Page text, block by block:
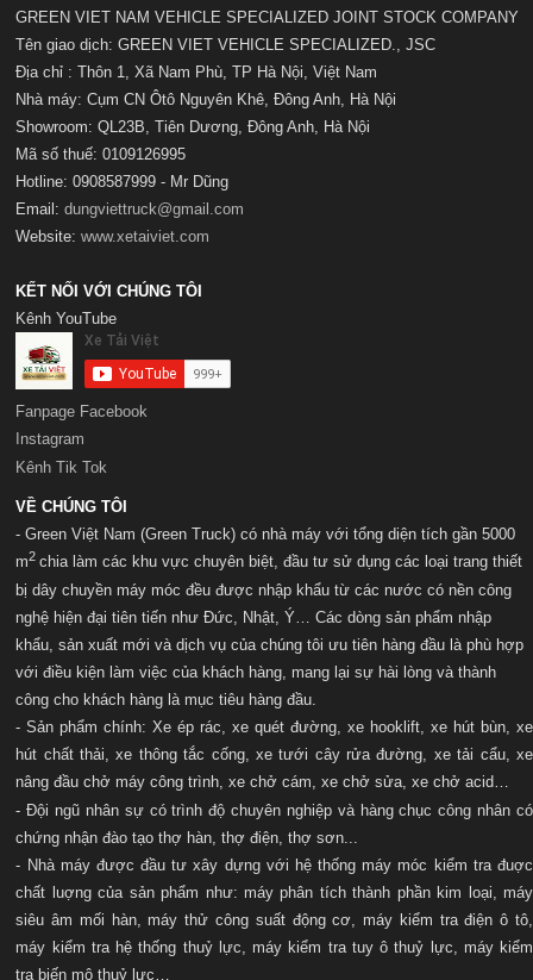
GREEN VIET NAM VEHICLE SPECIALIZED JOINT STOCK COMPANY
Tên giao dịch: GREEN VIET VEHICLE SPECIALIZED., JSC
Địa chỉ : Thôn 1, Xã Nam Phù, TP Hà Nội, Việt Nam
Nhà máy: Cụm CN Ôtô Nguyên Khê, Đông Anh, Hà Nội
Showroom: QL23B, Tiên Dương, Đông Anh, Hà Nội
Mã số thuế:0109126995
Hotline: 0908587999 - Mr Dũng
Email:dungviettruck@gmail.com
Website:www.xetaiviet.com
KẾT NỐI VỚI CHÚNG TÔI
Kênh YouTube
Fanpage Facebook
Instagram
Kênh Tik Tok
VỀ CHÚNG TÔI
- Green Việt Nam (Green Truck) có nhà máy với tổng diện tích gần 5000
m2 chia làm các khu vực chuyên biệt, đầu tư sử dụng các loại trang thiết
bị dây chuyền máy móc đều được nhập khẩu từ các nước có nền công
nghệ hiện đại tiên tiến như Đức, Nhật, Ý… Các dòng sản phẩm nhập
khẩu, sản xuất mới và dịch vụ của chúng tôi ưu tiên hàng đầu là phù hợp
với điều kiện làm việc của khách hàng, mang lại sự hài lòng và thành
công cho khách hàng là mục tiêu hàng đầu.
- Sản phẩm chính: Xe ép rác, xe quét đường, xe hooklift, xe hút bùn, xe
hút chất thải, xe thông tắc cống, xe tưới cây rửa đường, xe tải cẩu, xe
nâng đầu chở máy công trình, xe chở cám, xe chở sửa, xe chở acid…
- Đội ngũ nhân sự có trình độ chuyên nghiệp và hàng chục công nhân có
chứng nhận đào tạo thợ hàn, thợ điện, thợ sơn...
- Nhà máy được đầu tư xây dựng với hệ thống máy móc kiểm tra đuợc
chất luợng của sản phẩm như: máy phân tích thành phần kim loại, máy
siêu âm mối hàn, máy thử công suất động cơ, máy kiểm tra điện ô tô,
máy kiểm tra hệ thống thuỷ lực, máy kiểm tra tuy ô thuỷ lực, máy kiểm
tra biến mô thuỷ lực…